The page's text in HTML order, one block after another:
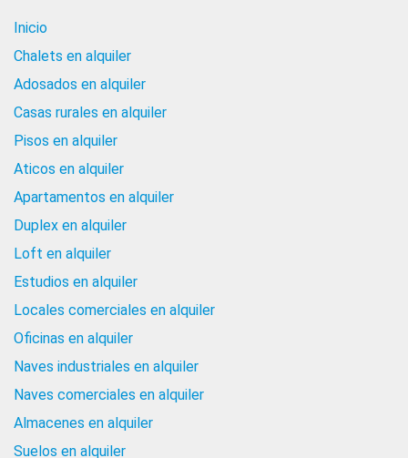
Inicio
Chalets en alquiler
Adosados en alquiler
Casas rurales en alquiler
Pisos en alquiler
Aticos en alquiler
Apartamentos en alquiler
Duplex en alquiler
Loft en alquiler
Estudios en alquiler
Locales comerciales en alquiler
Oficinas en alquiler
Naves industriales en alquiler
Naves comerciales en alquiler
Almacenes en alquiler
Suelos en alquiler